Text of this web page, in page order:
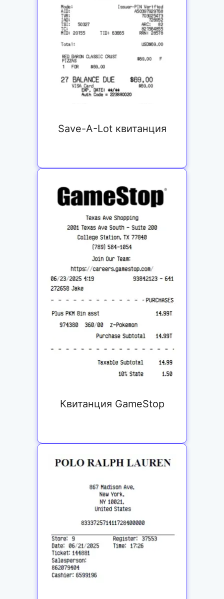
Save-A-Lot квитанция
Квитанция GameStop